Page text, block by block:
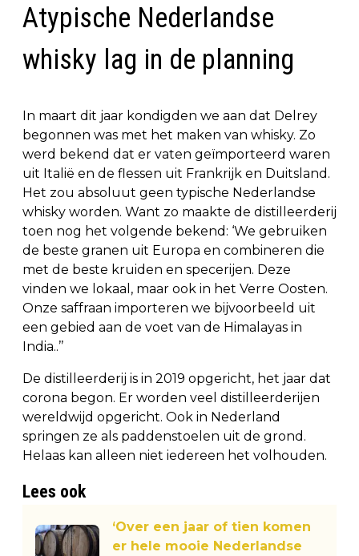
Atypische Nederlandse
whisky lag in de planning
In maart dit jaar kondigden we aan dat Delrey
begonnen was met het maken van whisky. Zo
werd bekend dat er vaten geïmporteerd waren
uit Italië en de flessen uit Frankrijk en Duitsland.
Het zou absoluut geen typische Nederlandse
whisky worden. Want zo maakte de distilleerderij
toen nog het volgende bekend: ‘We gebruiken
de beste granen uit Europa en combineren die
met de beste kruiden en specerijen. Deze
vinden we lokaal, maar ook in het Verre Oosten.
Onze saffraan importeren we bijvoorbeeld uit
een gebied aan de voet van de Himalayas in
India..’’
De distilleerderij is in 2019 opgericht, het jaar dat
corona begon. Er worden veel distilleerderijen
wereldwijd opgericht. Ook in Nederland
springen ze als paddenstoelen uit de grond.
Helaas kan alleen niet iedereen het volhouden.
Lees ook
‘Over een jaar of tien komen
er hele mooie Nederlandse